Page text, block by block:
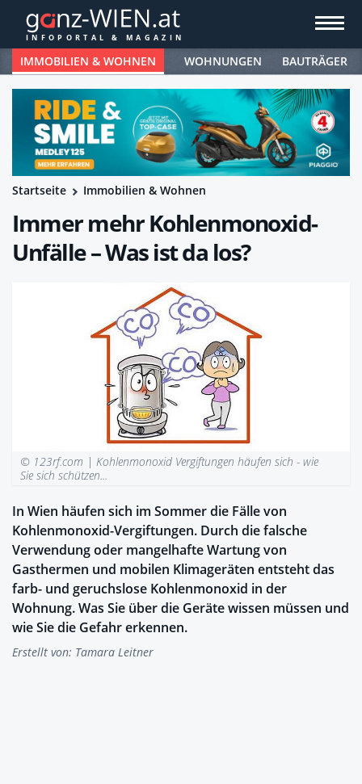
IMMOBILIEN & WOHNEN WOHNUNGEN BAUTRÄGER
Startseite Immobilien & Wohnen
Immer mehr Kohlenmonoxid-
Unfälle – Was ist da los?
© 123rf.com | Kohlenmonoxid Vergiftungen häufen sich - wie
Sie sich schützen...
In Wien häufen sich im Sommer die Fälle von
Kohlenmonoxid-Vergiftungen. Durch die falsche
Verwendung oder mangelhafte Wartung von
Gasthermen und mobilen Klimageräten entsteht das
farb- und geruchslose Kohlenmonoxid in der
Wohnung. Was Sie über die Geräte wissen müssen und
wie Sie die Gefahr erkennen.
Erstellt von: Tamara Leitner